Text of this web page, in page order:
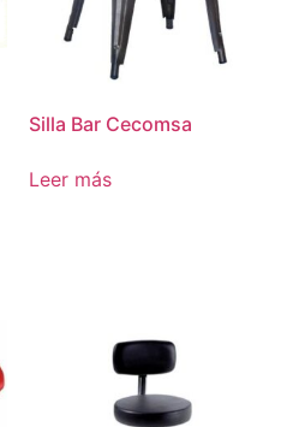
Silla Bar Cecomsa
Leer más